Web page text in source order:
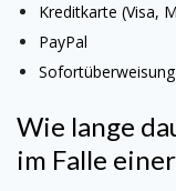
Kreditkarte (Visa,
PayPal
Sofortüberweisung
Wie lange
im Falle